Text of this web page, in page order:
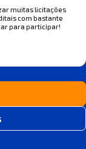
muitas licitações
com bastante
para participar!